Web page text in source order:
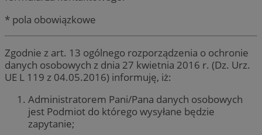
* pola obowiązkowe
Zgodnie z art. 13 ogólnego rozporządzenia o ochronie
danych osobowych z dnia 27 kwietnia 2016 r. (Dz. Urz.
UE L 119 z 04.05.2016) informuję, iż:
Administratorem Pani/Pana danych osobowych
jest Podmiot do którego wysyłane będzie
zapytanie;